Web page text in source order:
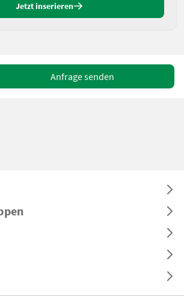
Jetzt inserieren
Anfrage senden